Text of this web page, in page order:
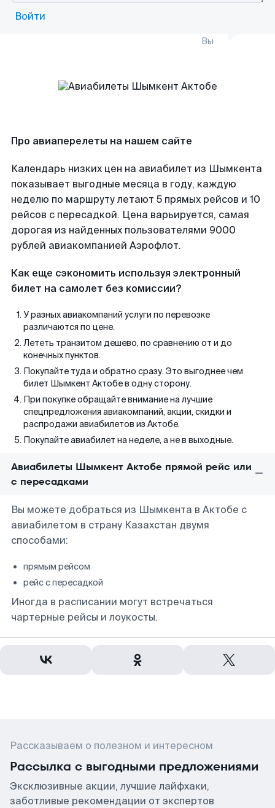
Войти
Вы
Про авиаперелеты на нашем сайте
Календарь низких цен на авиабилет из Шымкента
показывает выгодные месяца в году, каждую
неделю по маршруту летают 5 прямых рейсов и 10
рейсов с пересадкой. Цена варьируется, самая
дорогая из найденных пользователями 9000
рублей авиакомпанией Аэрофлот.
Как еще сэкономить используя электронный
билет на самолет без комиссии?
У разных авиакомпаний услуги по перевозке
различаются по цене.
Лететь транзитом дешево, по сравнению от и до
конечных пунктов.
Покупайте туда и обратно сразу. Это выгоднее чем
билет Шымкент Актобе в одну сторону.
При покупке обращайте внимание на лучшие
спецпредложения авиакомпаний, акции, скидки и
распродажи авиабилетов из Актобе.
Покупайте авиабилет на неделе, а не в выходные.
Авиабилеты Шымкент Актобе прямой рейс или
с пересадками
Вы можете добраться из Шымкента в Актобе с
авиабилетом в страну Казахстан двумя
способами:
прямым рейсом
рейс с пересадкой
Иногда в расписании могут встречаться
чартерные рейсы и лоукосты.
Рассказываем о полезном и интересном
Рассылка с выгодными предложениями
Эксклюзивные акции, лучшие лайфхаки,
заботливые рекомендации от экспертов